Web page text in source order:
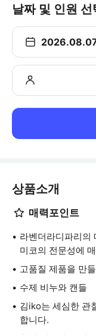
날짜 및 인원 선
상품소개
매력포인트
라벤더라디파리의
미코의 전문성에
고품질 제품을 만
수제 비누와 캔들
김iko는 세심한 관
합니다.